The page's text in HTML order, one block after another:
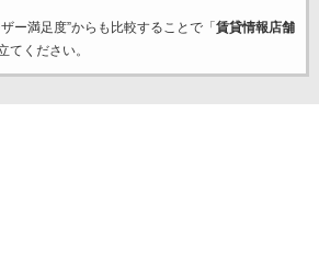
ー満足度”からも比較することで「 賃貸情報店舗
てください。